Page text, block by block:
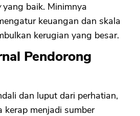
yang baik. Minimnya
keuangan dan skala
kerugian yang besar.
Pendorong
dan luput dari perhatian,
menjadi sumber